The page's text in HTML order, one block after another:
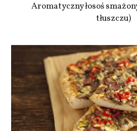
Aromatyczny łosoś
tłuszczu)